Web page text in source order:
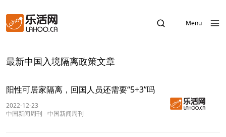
Menu
最新中国入境隔离政策文章
阳性可居家隔离，回国人员还需要“5+3”吗
2022-12-23
中国新闻周刊 -中国新闻周刊